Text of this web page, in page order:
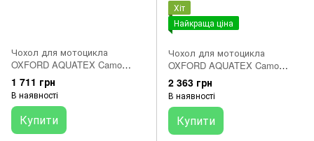
Чохол для мотоцикла
OXFORD AQUATEX Camo
колір camo розмір M (CV212)
1 711 грн
В наявності
Купити
Хіт
Найкраща ціна
Чохол для мотоцикла
OXFORD AQUATEX Camo
колір camo розмір L
2 363 грн
В наявності
Купити